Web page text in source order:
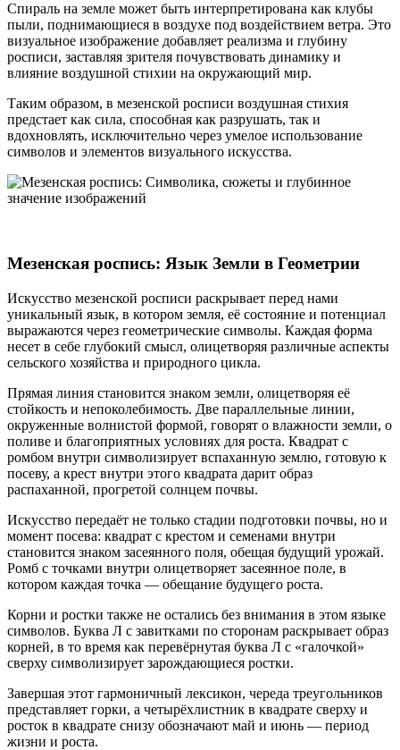
Спираль на земле может быть интерпретирована как клубы
пыли, поднимающиеся в воздухе под воздействием ветра. Это
визуальное изображение добавляет реализма и глубину
росписи, заставляя зрителя почувствовать динамику и
влияние воздушной стихии на окружающий мир.
Таким образом, в мезенской росписи воздушная стихия
предстает как сила, способная как разрушать, так и
вдохновлять, исключительно через умелое использование
символов и элементов визуального искусства.
Мезенская роспись: Язык Земли в Геометрии
Искусство мезенской росписи раскрывает перед нами
уникальный язык, в котором земля, её состояние и потенциал
выражаются через геометрические символы. Каждая форма
несет в себе глубокий смысл, олицетворяя различные аспекты
сельского хозяйства и природного цикла.
Прямая линия становится знаком земли, олицетворяя её
стойкость и непоколебимость. Две параллельные линии,
окруженные волнистой формой, говорят о влажности земли, о
поливе и благоприятных условиях для роста. Квадрат с
ромбом внутри символизирует вспаханную землю, готовую к
посеву, а крест внутри этого квадрата дарит образ
распаханной, прогретой солнцем почвы.
Искусство передаёт не только стадии подготовки почвы, но и
момент посева: квадрат с крестом и семенами внутри
становится знаком засеянного поля, обещая будущий урожай.
Ромб с точками внутри олицетворяет засеянное поле, в
котором каждая точка — обещание будущего роста.
Корни и ростки также не остались без внимания в этом языке
символов. Буква Л с завитками по сторонам раскрывает образ
корней, в то время как перевёрнутая буква Л с «галочкой»
сверху символизирует зарождающиеся ростки.
Завершая этот гармоничный лексикон, череда треугольников
представляет горки, а четырёхлистник в квадрате сверху и
росток в квадрате снизу обозначают май и июнь — период
жизни и роста.